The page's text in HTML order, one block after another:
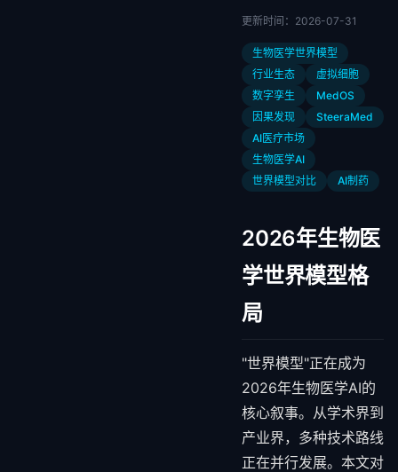
更新时间： 2026-07-31
生物医学世界模型
行业生态
虚拟细胞
数字孪生
MedOS
因果发现
SteeraMed
AI医疗市场
生物医学AI
世界模型对比
AI制药
2026年生物医
学世界模型格
局
"世界模型"正在成为
2026年生物医学AI的
核心叙事。从学术界到
产业界，多种技术路线
正在并行发展。本文对